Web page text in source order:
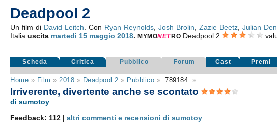
Deadpool 2
Un film di David Leitch . Con Ryan Reynolds ,Josh Brolin ,Zazie Beetz ,Julian
Italiauscita martedì 15 maggio 2018.MYMONET RO Deadpool 2
Scheda Critica Pubblico Forum Cast Premi
Home » Film » 2018 » Deadpool 2 » Pubblico » 789184 »
Irriverente, divertente anche se scontato
di sumotoy
Feedback: 112 |altri commenti e recensioni di sumotoy